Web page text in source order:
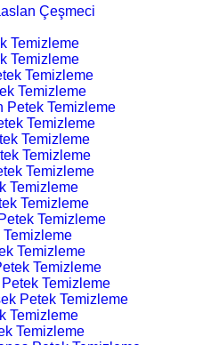
Çeşmeci
Temizleme
Temizleme
Temizleme
Temizleme
Petek Temizleme
Temizleme
Temizleme
Temizleme
Temizleme
Temizleme
Temizleme
Temizleme
Temizleme
Temizleme
Temizleme
Temizleme
Petek Temizleme
Temizleme
Temizleme